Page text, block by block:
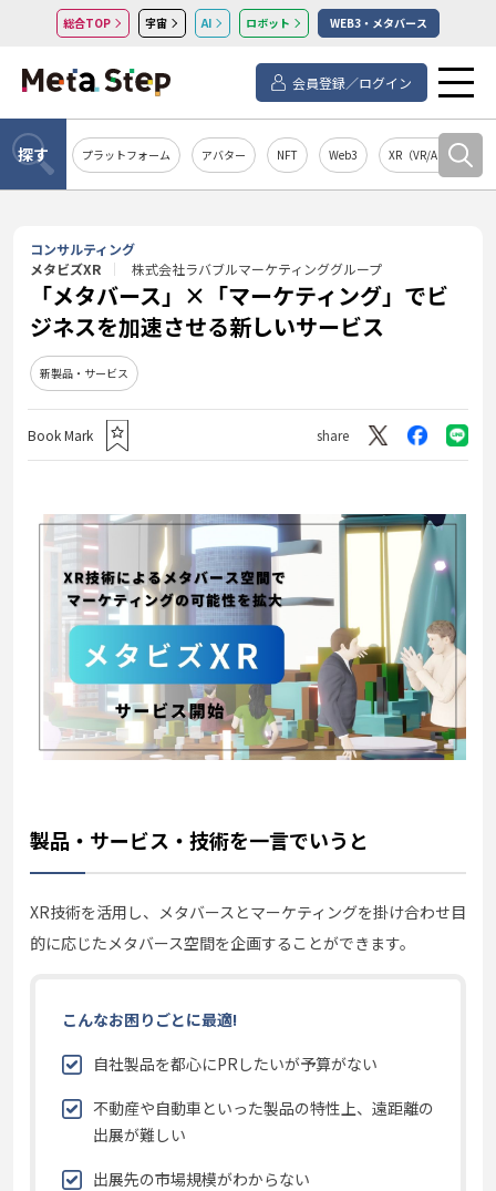
総合TOP 宇宙 AI ロボット WEB3・メタバース
会員登録／ログイン
探す プラットフォーム アバター NFT Web3 XR（VR/AR/MR）
コンサルティング
メタビズXR
株式会社ラバブルマーケティンググループ
「メタバース」×「マーケティング」でビ
ジネスを加速させる新しいサービス
新製品・サービス
Book Mark share
製品・サービス・技術を一言でいうと
XR技術を活用し、メタバースとマーケティングを掛け合わせ目
的に応じたメタバース空間を企画することができます。
こんなお困りごとに最適!
自社製品を都心にPRしたいが予算がない
不動産や自動車といった製品の特性上、遠距離の
出展が難しい
出展先の市場規模がわからない